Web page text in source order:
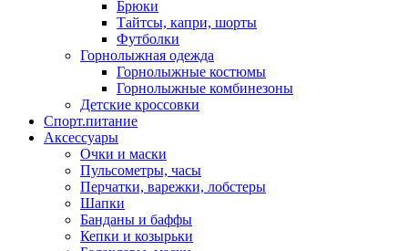
Брюки
Тайтсы, капри, шорты
Футболки
Горнолыжная одежда
Горнолыжные костюмы
Горнолыжные комбинезоны
Детские кроссовки
Спорт.питание
Аксессуары
Очки и маски
Пульсометры, часы
Перчатки, варежки, лобстеры
Шапки
Банданы и баффы
Кепки и козырьки